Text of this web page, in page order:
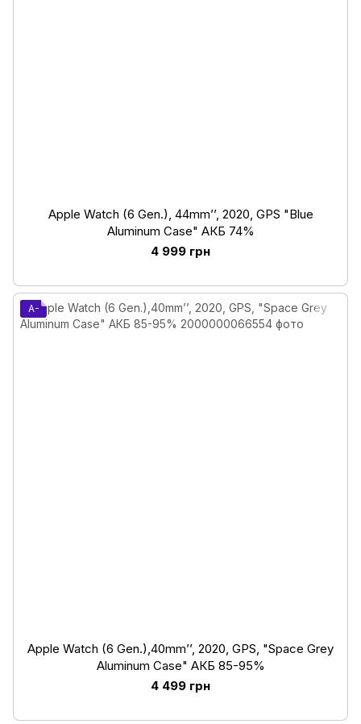
Apple Watch (6 Gen.), 44mm’’, 2020, GPS "Blue
Aluminum Case" АКБ 74%
4 999 грн
A-
Apple Watch (6 Gen.),40mm’’, 2020, GPS, "Space Grey
Aluminum Case" АКБ 85-95%
4 499 грн